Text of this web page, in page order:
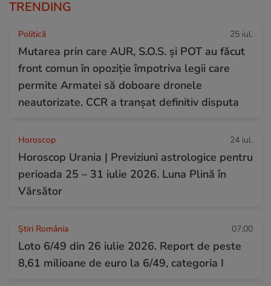
TRENDING
Politică 25 iul.
Mutarea prin care AUR, S.O.S. și POT au făcut
front comun în opoziție împotriva legii care
permite Armatei să doboare dronele
neautorizate. CCR a tranșat definitiv disputa
Horoscop 24 iul.
Horoscop Urania | Previziuni astrologice pentru
perioada 25 – 31 iulie 2026. Luna Plină în
Vărsător
Știri România 07:00
Loto 6/49 din 26 iulie 2026. Report de peste
8,61 milioane de euro la 6/49, categoria I